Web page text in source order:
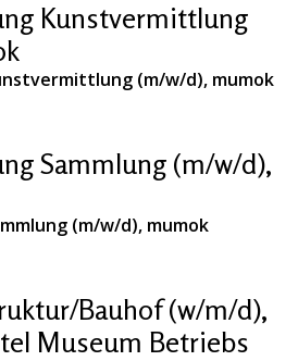
Kunstvermittlung
(m/w/d), mumok
Sammlung (m/w/d),
(m/w/d), mumok
Bauhof (w/m/d),
Museum Betriebs